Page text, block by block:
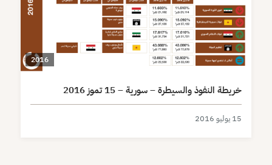
2016
خريطة النفوذ والسيطرة – سورية – 15 تموز 2016
15 يوليو 2016